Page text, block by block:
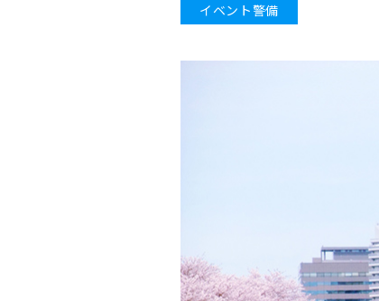
イベント警備